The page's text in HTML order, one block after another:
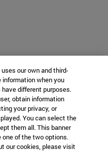
our own and third-
when you
different purposes.
obtain information
your privacy, or
You can select the
them all. This banner
of the two options.
our cookies, please visit